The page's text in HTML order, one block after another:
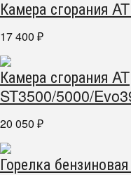
Камера сгорания
17 400 ₽
Камера сгорания AT
ST3500/5000/
20 050 ₽
Горелка